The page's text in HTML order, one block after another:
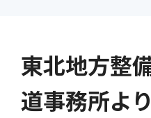
グループ会社採用情報
お知らせ
東北地方整
道事務所よ